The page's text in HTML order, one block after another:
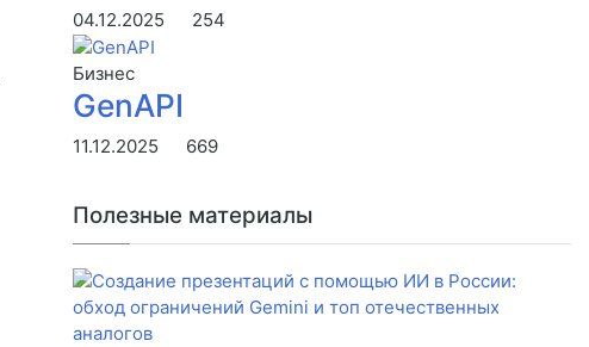
04.12.2025 254
Бизнес
GenAPI
11.12.2025 669
Полезные материалы